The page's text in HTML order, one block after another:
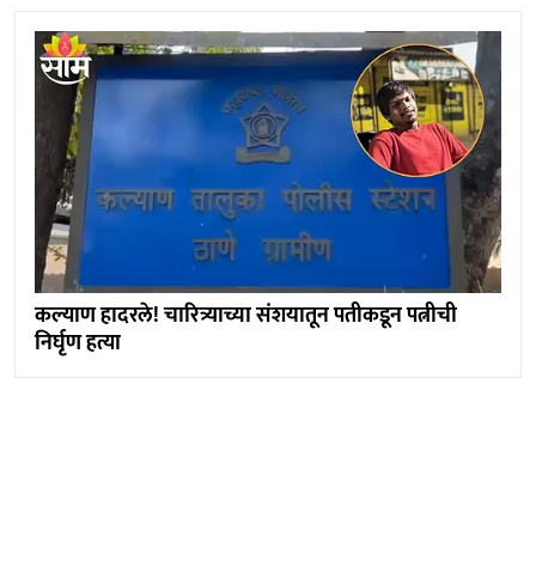
कल्याण हादरले! चारित्र्याच्या संशयातून पतीकडून पत्नीची
निर्घृण हत्या